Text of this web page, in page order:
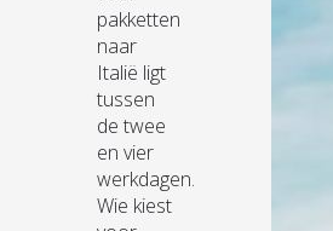
pakketten
naar
Italië ligt
tussen
de twee
en vier
werkdagen.
Wie kiest